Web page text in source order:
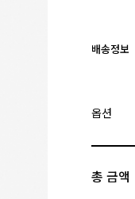
배송정보
옵션
총 금액